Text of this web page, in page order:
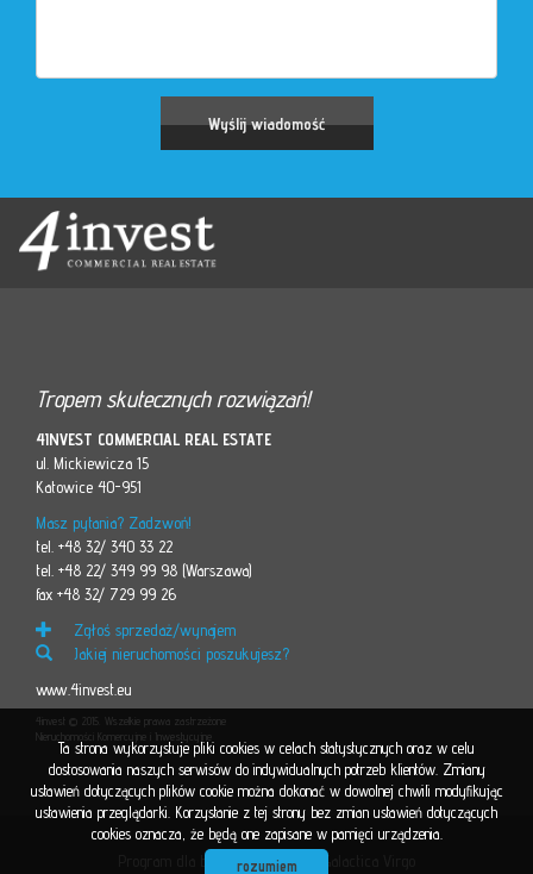
Tropem skutecznych rozwiązań!
4INVEST COMMERCIAL REAL ESTATE
ul. Mickiewicza 15
Katowice 40-951
Masz pytania? Zadzwoń!
tel. +48 32/ 340 33 22
tel. +48 22/ 349 99 98 (Warszawa)
fax +48 32/ 729 99 26
Zgłoś sprzedaż/wynajem
Jakiej nieruchomości poszukujesz?
www.4invest.eu
4invest © 2015. Wszelkie prawa zastrzeżone
Nieruchomości Komercyjne i Inwestycyjne
Program dla biur nieruchomości
Ta strona wykorzystuje pliki cookies w celach statystycznych oraz w celu
dostosowania naszych serwisów do indywidualnych potrzeb klientów. Zmiany
ustawień dotyczących plików cookie można dokonać w dowolnej chwili modyfikując
ustawienia przeglądarki. Korzystanie z tej strony bez zmian ustawień dotyczących
cookies oznacza, że będą one zapisane w pamięci urządzenia.
rozumiem